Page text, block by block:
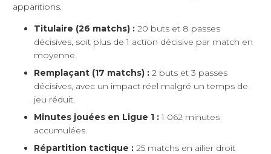
apparitions.
Titulaire (26 matchs) : 20 buts et 8 passes
décisives, soit plus de 1 action décisive par match en
moyenne.
Remplaçant (17 matchs) : 2 buts et 3 passes
décisives, avec un impact réel malgré un temps de
jeu réduit.
Minutes jouées en Ligue 1 :1 062 minutes
accumulées.
Répartition tactique : 25 matchs en ailier droit